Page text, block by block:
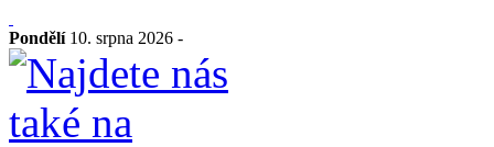
Pondělí10. srpna 2026 -